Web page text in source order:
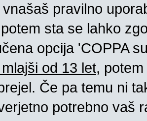
pravilno
sta se lahko
opcija 'COPPA
od 13 let,
Če pa temu ni
potrebno vaš